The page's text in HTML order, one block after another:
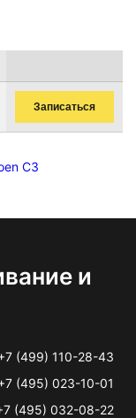
Записаться
C3
и
(499) 110-28-43
(495) 023-10-01
(495) 032-08-22